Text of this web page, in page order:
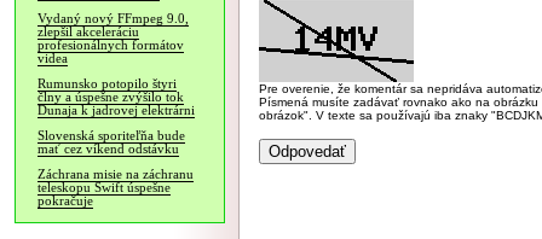
Vydaný nový FFmpeg 9.0,
zlepšil akceleráciu
profesionálnych formátov
videa
Rumunsko potopilo štyri
člny a úspešne zvýšilo tok
Dunaja k jadrovej elektrárni
Slovenská sporiteľňa bude
mať cez víkend odstávku
Záchrana misie na záchranu
teleskopu Swift úspešne
pokračuje
Pre overenie, že komentár sa nepridáva
Písmená musíte zadávať rovnako ako na
obrázok". V texte sa používajú iba znaky